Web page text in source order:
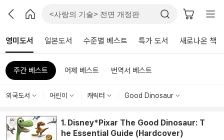
영미도서 일본도서 수준별 베스트 특가 도서 새로나온 책
주간 베스트 어제 베스트 번역서 베스트
외국도서 어린이 캐릭터 Good Dinosaur
1. Disney*Pixar The Good Dinosaur: T
he Essential Guide (Hardcover)